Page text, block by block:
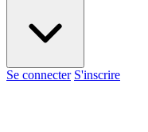
Se connecter S'inscrire